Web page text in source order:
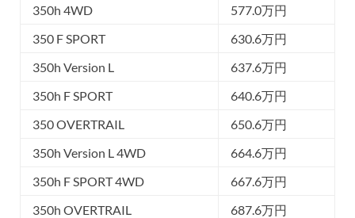
350h 4WD
577.0万円
350 F SPORT
630.6万円
350h Version L
637.6万円
350h F SPORT
640.6万円
350 OVERTRAIL
650.6万円
350h Version L 4WD
664.6万円
350h F SPORT 4WD
667.6万円
350h OVERTRAIL
687.6万円